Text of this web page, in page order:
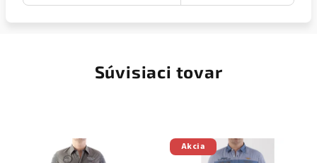
Súvisiaci tovar
Akcia